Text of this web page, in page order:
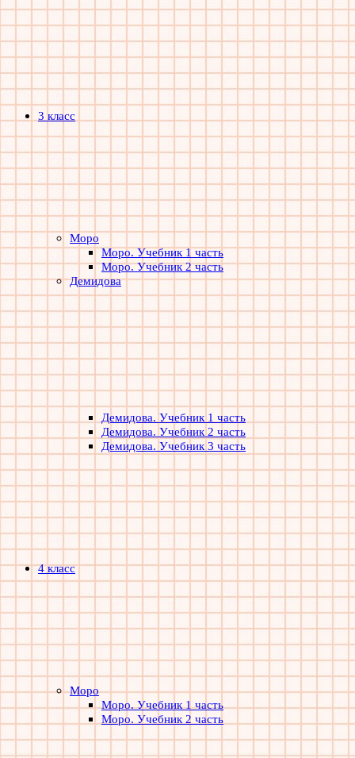
3 класс
Моро
Моро. Учебник 1 часть
Моро. Учебник 2 часть
Демидова
Демидова. Учебник 1 часть
Демидова. Учебник 2 часть
Демидова. Учебник 3 часть
4 класс
Моро
Моро. Учебник 1 часть
Моро. Учебник 2 часть